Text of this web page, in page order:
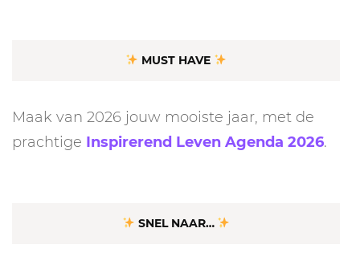
MUST HAVE
Maak van 2026 jouw mooiste jaar, met de
prachtige Inspirerend Leven Agenda 2026.
SNEL NAAR…